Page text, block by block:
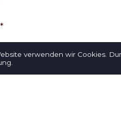
verwenden wir Cookies.